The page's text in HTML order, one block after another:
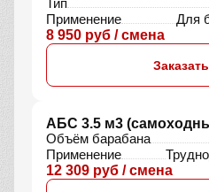
АБС 9 м3
Объём барабана